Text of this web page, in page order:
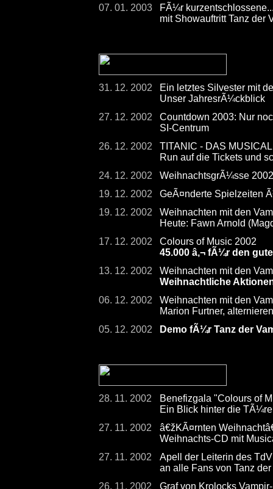
07. 01. 2003
FÃ¼r
mit Showauftritt Tanz der
31. 12. 2002
Ein letztes Silvester mit
Unser JahresrÃ¼ckblick
27. 12. 2002
Countdown 2003: Nur
SI-Centrum
26. 12. 2002
TITANIC - DAS
Run auf die Tickets und
24. 12. 2002
WeihnachtsgrÃ¼sse 2002
19. 12. 2002
GeÃ¤nderte Spielzeiten
19. 12. 2002
Weihnachten mit den
Heute: Fawn Arnold
17. 12. 2002
Colours of Music 2002
45.000 â‚¬ fÃ¼r den
13. 12. 2002
Weihnachten mit den
Weihnachtliche
06. 12. 2002
Weihnachten mit den
Marion Furtner,
05. 12. 2002
Demo fÃ¼r Tanz der
28. 11. 2002
Benefizgala "Colours of
Ein Blick hinter die
27. 11. 2002
â€žKÃ¤rnten
Weihnachts-CD mit
27. 11. 2002
Apell der Leiterin des
an alle Fans von Tanz
26. 11. 2002
Graf von Krolocks